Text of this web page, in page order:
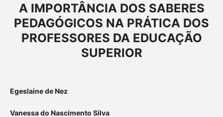
A IMPORTÂNCIA DOS SABERES
PEDAGÓGICOS NA PRÁTICA DOS
PROFESSORES DA EDUCAÇÃO
SUPERIOR
Egeslaine de Nez
Vanessa do Nascimento Silva